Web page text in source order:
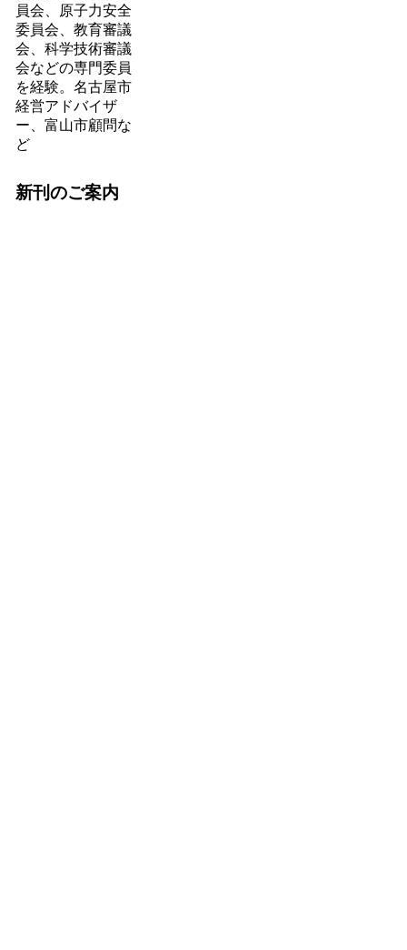
員会、原子力安全
委員会、教育審議
会、科学技術審議
会などの専門委員
を経験。名古屋市
経営アドバイザ
ー、富山市顧問な
ど
新刊のご案内